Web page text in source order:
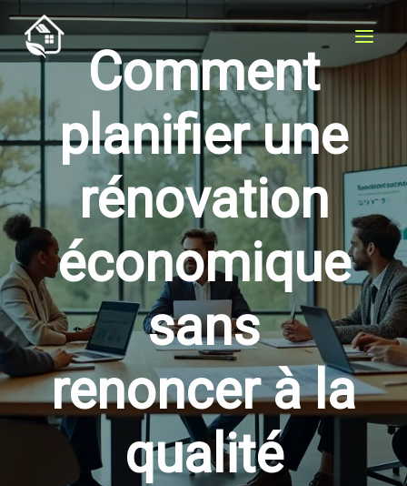
au
contenu
Comment
planifier une
rénovation
économique
sans
renoncer à la
qualité